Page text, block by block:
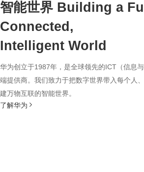
智能世界 Building a
Connected,
Intelligent World
华为创立于1987年，是全球领先的ICT（信息
端提供商。我们致力于把数字世界带入每个人
建万物互联的智能世界。
了解华为